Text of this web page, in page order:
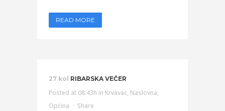
READ MORE
27 kol RIBARSKA VEČER
Posted at 08:43h in Krvavac, Naslovna,
Općina
Share